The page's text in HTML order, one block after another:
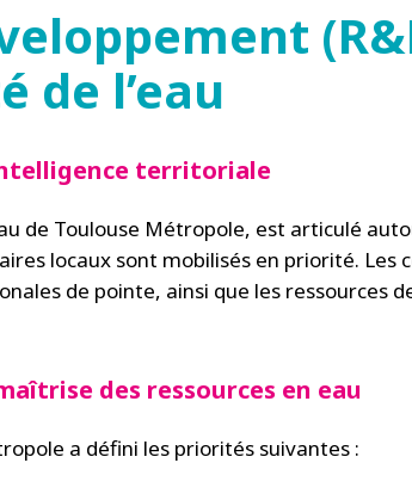
de l’eau
territoriale
de Toulouse Métropole, est articulé
locaux sont mobilisés en priorité. Les
de pointe, ainsi que les ressources
des ressources en eau
a défini les priorités suivantes :